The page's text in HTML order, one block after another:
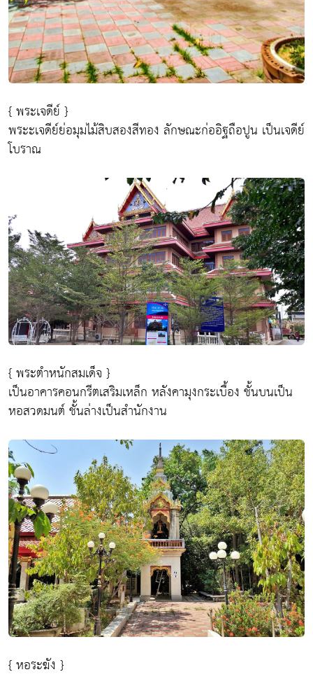
{ พระเจดีย์ }
พระะเจดีย์ย่อมุมไม้สิบสองสีทอง ลักษณะก่ออิฐถือปูน เป็นเจดีย์
โบราณ
{ พระตำหนักสมเด็จ }
เป็นอาคารคอนกรีตเสริมเหล็ก หลังคามุงกระเบื้อง ชั้นบนเป็น
หอสวดมนต์ ชั้นล่างเป็นสำนักงาน
{ หอระฆัง }